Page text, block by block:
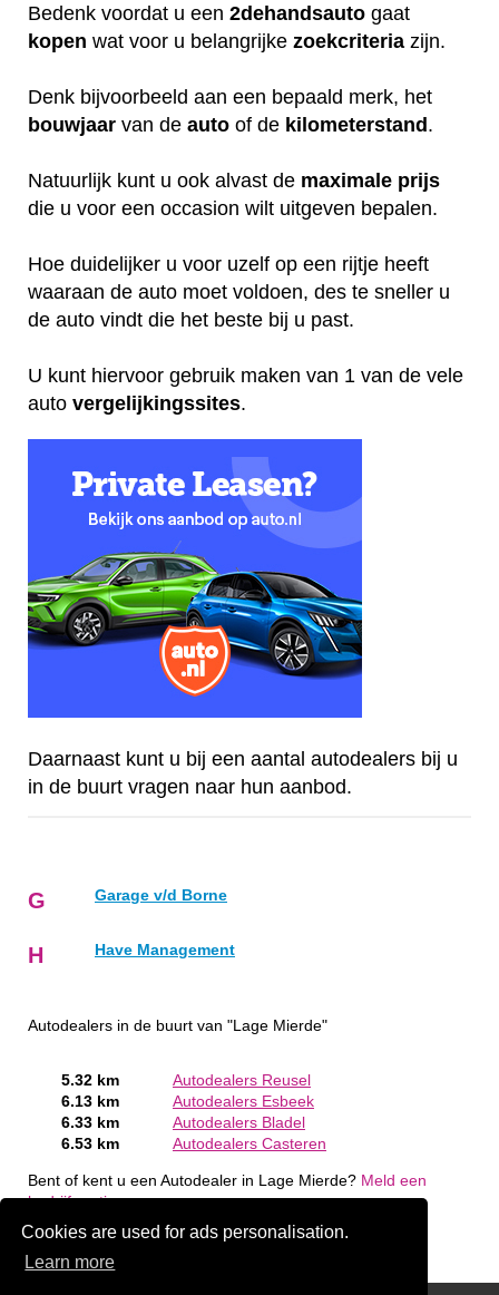
Cookies are used for ads personalisation.
Learn more
Bedenk voordat u een 2dehandsauto gaat
kopen wat voor u belangrijke zoekcriteria zijn.
Denk bijvoorbeeld aan een bepaald merk, het
bouwjaar van de auto of de kilometerstand.
Natuurlijk kunt u ook alvast de maximale prijs
die u voor een occasion wilt uitgeven bepalen.
Hoe duidelijker u voor uzelf op een rijtje heeft
waaraan de auto moet voldoen, des te sneller u
de auto vindt die het beste bij u past.
U kunt hiervoor gebruik maken van 1 van de vele
auto vergelijkingssites.
Daarnaast kunt u bij een aantal autodealers bij u
in de buurt vragen naar hun aanbod.
G Garage v/d Borne
H Have Management
Autodealers in de buurt van "Lage Mierde"
5.32 km
Autodealers Reusel
6.13 km
Autodealers Esbeek
6.33 km
Autodealers Bladel
6.53 km
Autodealers Casteren
Bent of kent u een Autodealer in Lage Mierde? Meld een
bedrijf gratis aan